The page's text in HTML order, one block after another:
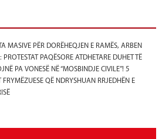
MASIVE PËR DORËHEQJEN E RAMËS, ARBEN
PAQËSORE ATDHETARE DUHET TË
PA VONESË NË “MOSBINDJE CIVILE”! 5
FRYMËZUESE QË NDRYSHUAN RRJEDHËN E